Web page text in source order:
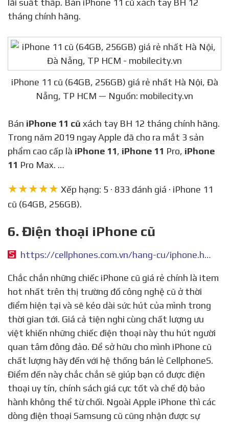
lãi suất thấp. Bán iPhone 11 cũ xách tay BH 12
tháng chính hãng.
iPhone 11 cũ (64GB, 256GB) giá rẻ nhất Hà Nội, Đà
Nẵng, TP HCM — Nguồn: mobilecity.vn
Bán iPhone 11 cũ xách tay BH 12 tháng chính hãng.
Trong năm 2019 ngay Apple đã cho ra mắt 3 sản
phẩm cao cấp là iPhone 11, iPhone 11 Pro, iPhone
11 Pro Max. …
★★★★★ Xếp hạng: 5 · 833 đánh giá · iPhone 11
cũ (64GB, 256GB).
6. Điện thoại iPhone cũ
https://cellphones.com.vn/hang-cu/iphone.html
Chắc chắn những chiếc iPhone cũ giá rẻ chính là item
hot nhất trên thị trường đồ công nghệ cũ ở thời
điểm hiện tại và sẽ kéo dài sức hút của mình trong
thời gian tới. Giá cả tiện nghi cùng chất lượng ưu
việt khiến những chiếc điện thoại này thu hút người
quan tâm đông đảo. Để sở hữu cho mình iPhone cũ
chất lượng hãy đến với hệ thống bán lẻ CellphoneS.
Điểm đến này chắc chắn sẽ giúp bạn có được điện
thoại uy tín, chính sách giá cực tốt và chế độ bảo
hành không thể từ chối. Ngoài Apple iPhone thì các
dòng điện thoại Samsung cũ cũng nhận được sự